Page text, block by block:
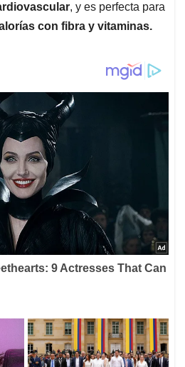
, y es perfecta para
con fibra y vitaminas.